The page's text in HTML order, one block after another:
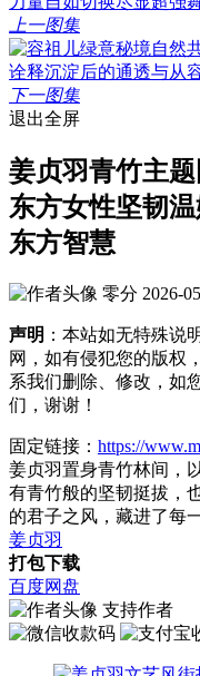
上一图集
下一图集
退出全屏
姜贞羽青竹主
东方女性坚韧
东方智慧
零分 2026-
声明 ：本站如无特殊说
网，如有侵犯您的版权
系我们删除、修改，如
们，谢谢！
固定链接： https://
姜贞羽置身青竹林间，
有青竹般的坚韧挺拔，
的君子之风，藏进了每
姜贞羽
打包下载
百度网盘
支持作者